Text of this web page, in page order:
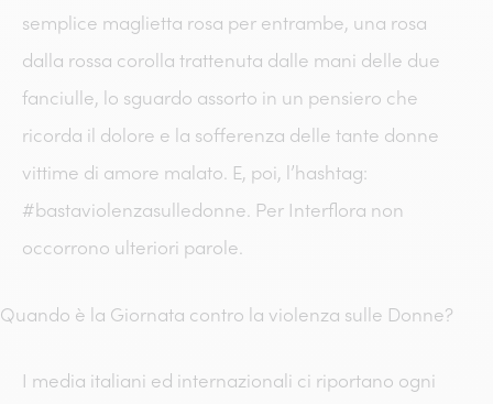
semplice maglietta rosa per entrambe, una rosa
dalla rossa corolla trattenuta dalle mani delle due
fanciulle, lo sguardo assorto in un pensiero che
ricorda il dolore e la sofferenza delle tante donne
vittime di amore malato. E, poi, l’hashtag:
#bastaviolenzasulledonne. Per Interflora non
occorrono ulteriori parole.
Quando è la Giornata contro la violenza sulle Donne?
I media italiani ed internazionali ci riportano ogni